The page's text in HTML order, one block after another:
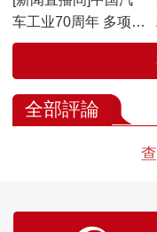
车工业70周年 多项指
标实现跨越式发展
全部評論